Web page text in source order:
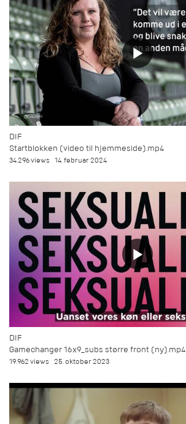
DIF
Startblokken (video til hjemmeside).mp4
34.296 views 14. februar 2024
DIF
Gamechanger 16x9_subs større front (ny).mp4
19.962 views 25. oktober 2023